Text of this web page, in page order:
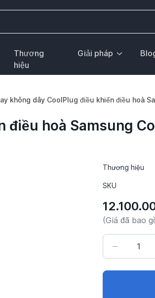
Thương
hiệu
Giải pháp
không dây CoolPlug điều khiển điều hoà
điều hoà Samsung
Thương hiệu
SKU
(Giá đã bao